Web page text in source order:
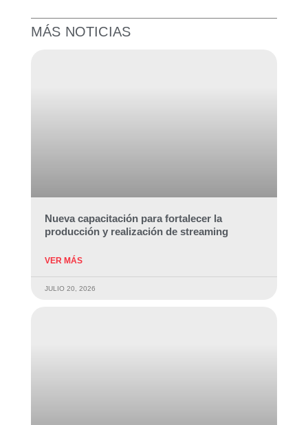
MÁS NOTICIAS
Nueva capacitación para fortalecer la
producción y realización de streaming
VER MÁS
JULIO 20, 2026